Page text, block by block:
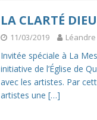
LA CLARTÉ
11/03/2019
Invitée spéciale à La
initiative de l’Église de
avec les artistes. Par
artistes une […]